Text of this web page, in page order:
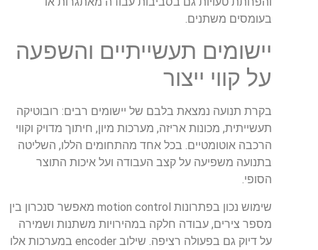
בעומסים משתנים.
יישומים תעשייתיים והשפעה
על קווי ייצור
בקרת תנועה נמצאת בלבם של יישומים רבים: רובוטיקה
תעשייתית, מכונות אריזה, מערכות מיון, חיתוך מדויק וקווי
הרכבה אוטומטיים. בכל אחד מהתחומים הללו, השליטה
בתנועה משפיעה על קצב העבודה ועל איכות התוצר
הסופי.
שימוש נכון בפתרונות motion control מאפשר סנכרון בין
מספר צירים, עבודה חלקה במהירויות משתנות ושמירה
על דיוק גם בפעולה רציפה. שילוב encoder במערכות אלו